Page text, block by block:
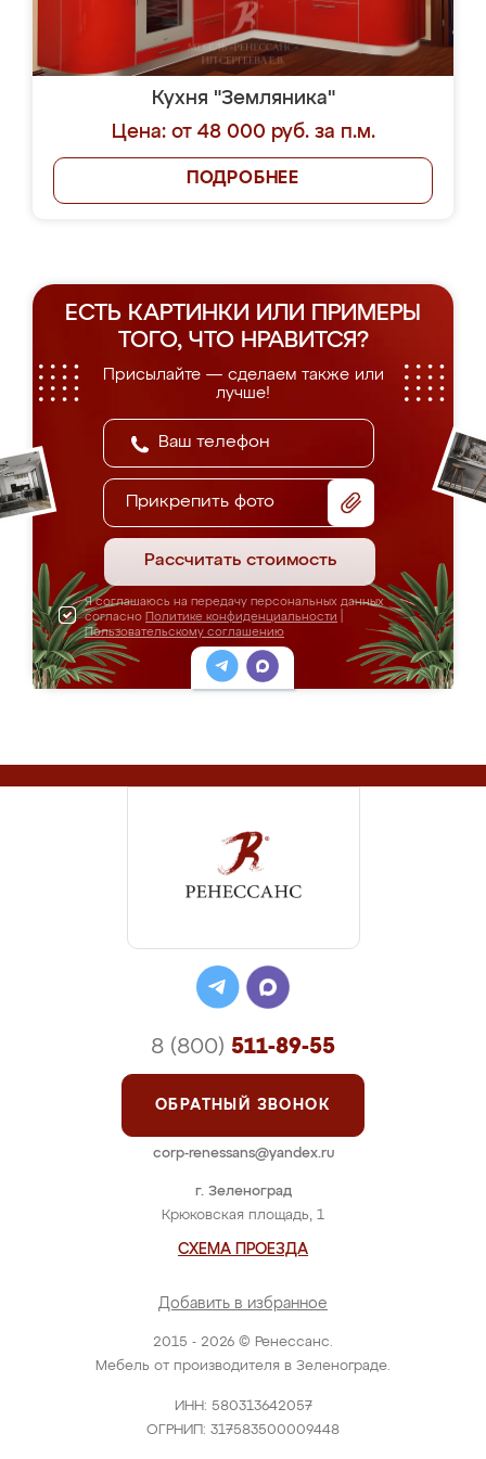
Кухня "Земляника"
Цена: от 48 000 руб. за п.м.
ПОДРОБНЕЕ
ЕСТЬ КАРТИНКИ ИЛИ ПРИМЕРЫ
ТОГО, ЧТО НРАВИТСЯ?
Присылайте — сделаем также или
лучше!
Прикрепить фото
Рассчитать стоимость
Я соглашаюсь на передачу персональных данных
согласно Политике конфиденциальности
Пользовательскому соглашению
2015 - 2026 © Ренессанс.
Мебель от производителя в Зеленограде.
ИНН: 580313642057
ОГРНИП: 317583500009448
г. Зеленоград
Крюковская площадь, 1
СХЕМА ПРОЕЗДА
Добавить в избранное
8 (800) 511-89-55
ОБРАТНЫЙ ЗВОНОК
corp-renessans@yandex.ru